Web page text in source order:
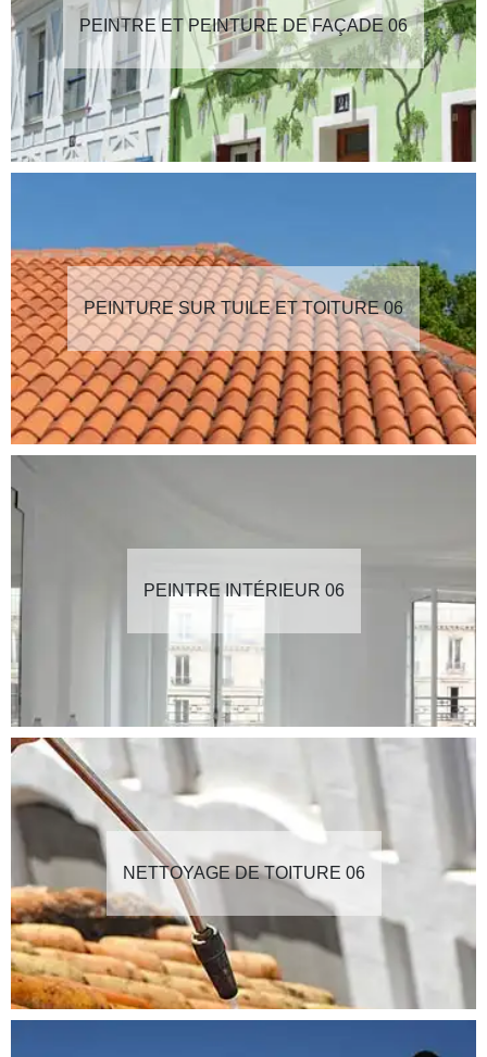
PEINTRE ET PEINTURE DE FAÇADE 06
PEINTURE SUR TUILE ET TOITURE 06
PEINTRE INTÉRIEUR 06
NETTOYAGE DE TOITURE 06